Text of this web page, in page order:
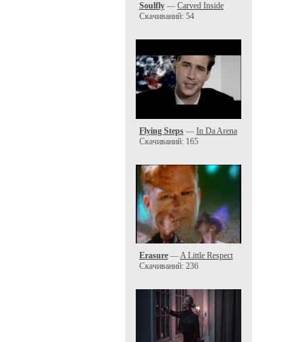
Soulfly— Carved Inside
Скачиваний: 54
Flying Steps— In Da Arena
Скачиваний: 165
Erasure—A Little Respect
Скачиваний: 236